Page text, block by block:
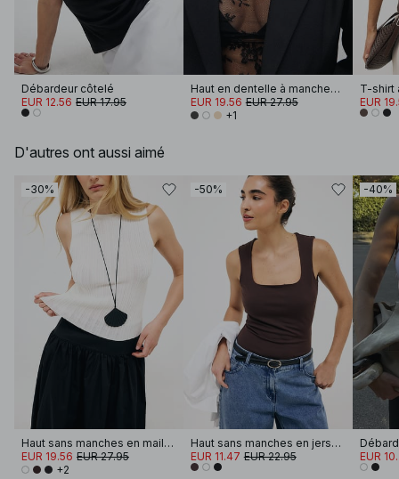
Débardeur côtelé
EUR 12.56 EUR 17.95
Haut en dentelle à manches longues
EUR 19.56 EUR 27.95
+1
T-shirt
EUR
D'autres ont aussi aimé
-30%
Haut sans manches en maille fine
EUR 19.56 EUR 27.95
+2
-50%
Haut sans manches en jersey punto
EUR 11.47 EUR 22.95
-40%
EUR